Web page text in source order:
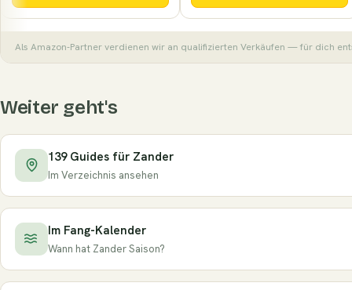
Als Amazon-Partner verdienen wir an qualifizierten Verkäufen — für dich
Weiter geht's
139 Guides für Zander
Im Verzeichnis ansehen
Im Fang-Kalender
Wann hat Zander Saison?